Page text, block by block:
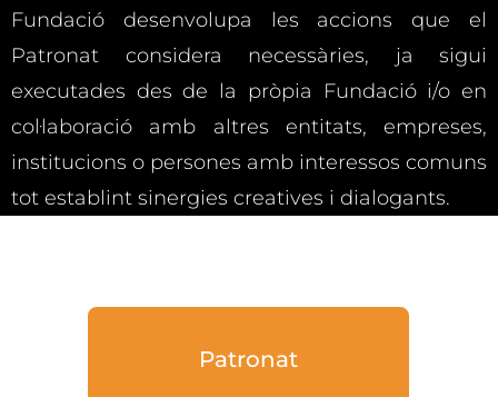
Fundació desenvolupa les accions que el
Patronat considera necessàries, ja sigui
executades des de la pròpia Fundació i/o en
col·laboració amb altres entitats, empreses,
institucions o persones amb interessos comuns
tot establint sinergies creatives i dialogants.
Patronat